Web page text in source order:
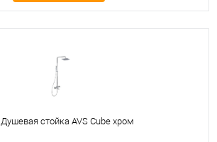
Душевая стойка AVS Cube хром